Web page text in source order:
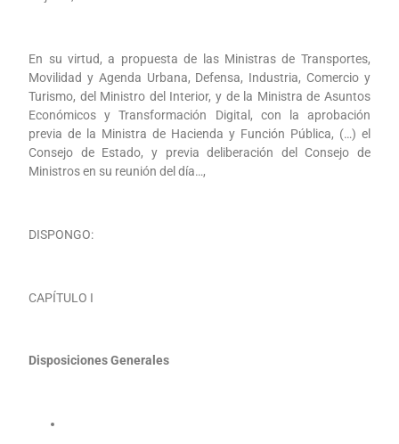
En su virtud, a propuesta de las Ministras de Transportes,
Movilidad y Agenda Urbana, Defensa, Industria, Comercio y
Turismo, del Ministro del Interior, y de la Ministra de Asuntos
Económicos y Transformación Digital, con la aprobación
previa de la Ministra de Hacienda y Función Pública, (…) el
Consejo de Estado, y previa deliberación del Consejo de
Ministros en su reunión del día…,
DISPONGO:
CAPÍTULO I
Disposiciones Generales